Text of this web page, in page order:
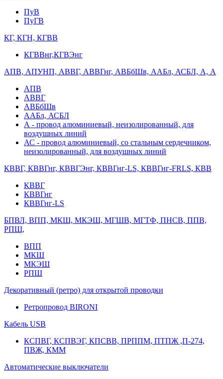
ПуВ
ПуГВ
КГ, КГН, КГВВ
КГВВнг,КГВЭнг
АПВ, АПУНП, АВВГ, АВВГнг, АВБбШв, ААБл, АСБЛ, А, А
АПВ
АВВГ
АВБбШв
ААБл, АСБЛ
А - провод алюминиевый, неизолированный, для
воздушных линий
АС - провод алюминиевый, со стальным сердечником,
неизолированный, для воздушных линий
КВВГ, КВВГнг, КВВГЭнг, КВВГнг-LS, КВВГнг-FRLS, КВВ
КВВГ
КВВГнг
КВВГнг-LS
БПВЛ, ВПП, МКШ, МКЭШ, МГШВ, МГТФ, ПНСВ, ППВ,
РПШ,
ВПП
МКШ
МКЭШ
РПШ
Декоративный (ретро) для открытой проводки
Ретропровод BIRONI
Кабель USB
КСПВГ, КСПВЭГ, КПСВВ, ПРППМ, ПТПЖ ,П-274,
ПВЖ, КММ
Автоматические выключатели